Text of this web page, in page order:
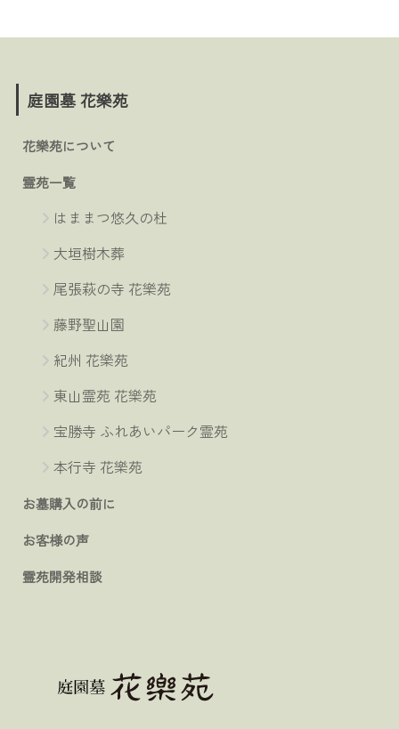
庭園墓 花樂苑
花樂苑について
霊苑一覧
はままつ悠久の杜
大垣樹木葬
尾張萩の寺 花樂苑
藤野聖山園
紀州 花樂苑
東山霊苑 花樂苑
宝勝寺 ふれあいパーク霊苑
本行寺 花樂苑
お墓購入の前に
お客様の声
霊苑開発相談